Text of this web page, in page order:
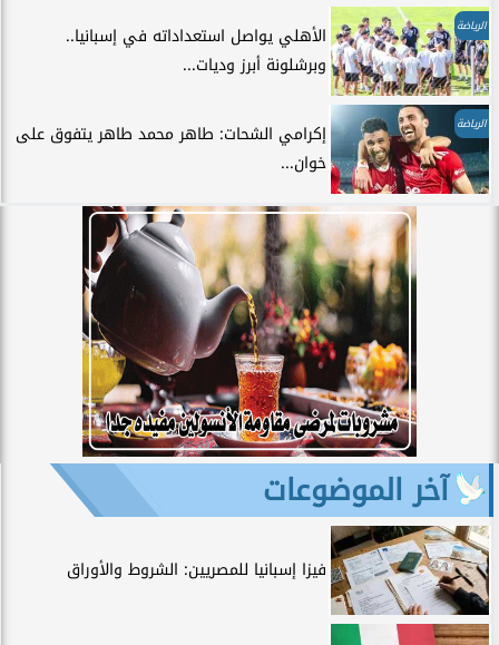
الرياضة
الأهلي يواصل استعداداته في إسبانيا..
وبرشلونة أبرز وديات...
الرياضة
إكرامي الشحات: طاهر محمد طاهر يتفوق على
خوان...
آخر الموضوعات
فيزا إسبانيا للمصريين: الشروط والأوراق